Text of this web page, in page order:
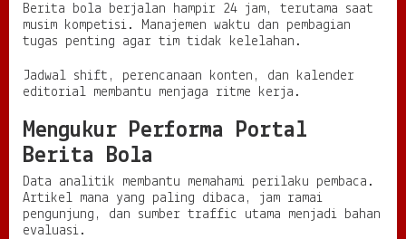
Berita bola berjalan hampir 24 jam, terutama saat
musim kompetisi. Manajemen waktu dan pembagian
tugas penting agar tim tidak kelelahan.
Jadwal shift, perencanaan konten, dan kalender
editorial membantu menjaga ritme kerja.
Mengukur Performa Portal
Berita Bola
Data analitik membantu memahami perilaku pembaca.
Artikel mana yang paling dibaca, jam ramai
pengunjung, dan sumber traffic utama menjadi bahan
evaluasi.